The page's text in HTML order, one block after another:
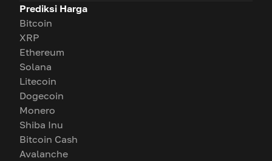
Prediksi Harga
Bitcoin
XRP
Ethereum
Solana
Litecoin
Dogecoin
Monero
Shiba Inu
Bitcoin Cash
Avalanche